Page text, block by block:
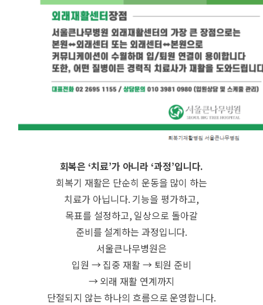
회복은 ‘치료’가 아니라 ‘과정’입니다.
회복기 재활은 단순히 운동을 많이 하는
치료가 아닙니다. 기능을 평가하고,
목표를 설정하고, 일상으로 돌아갈
준비를 설계하는 과정입니다.
서울큰나무병원은
입원 → 집중 재활 → 퇴원 준비
→ 외래 재활 연계까지
단절되지 않는 하나의 흐름으로 운영합니다.